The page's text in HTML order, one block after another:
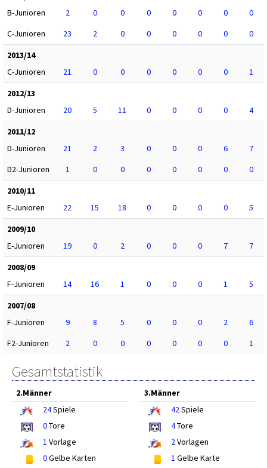
B-Junioren
2 0 0 0 0 0 0
0
C-Junioren
23 2 0 0 0 0 0
0
2013/14
C-Junioren
21 0 0 0 0 0 0
1
2012/13
D-Junioren
20 5 11 0 0 0 0
4
2011/12
D-Junioren
21 2 3 0 0 0 6
7
D2-Junioren
1 0 0 0 0 0 0
0
2010/11
E-Junioren
22 15 18 0 0 0 0
5
2009/10
E-Junioren
19 0 2 0 0 0 7
7
2008/09
F-Junioren
14 16 1 0 0 0 1
5
2007/08
F-Junioren
9 8 5 0 0 0 2
6
F2-Junioren
2 0 0 0 0 0 0 1
Gesamtstatistik
2.Männer
24Spiele
0Tore
1 Vorlage
0Gelbe Karten
3.Männer
42Spiele
4Tore
2Vorlagen
1 Gelbe Karte